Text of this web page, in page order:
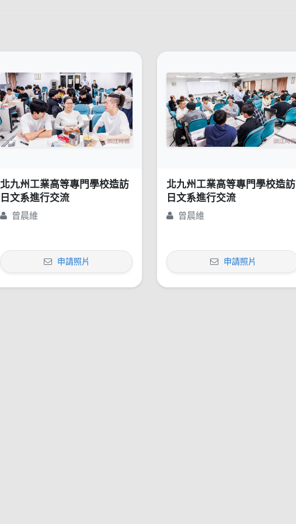
北九州工業高等專門學校造訪
日文系進行交流
曾晨維
申請照片
北九州工業高等專門學校造訪
日文系進行交流
曾晨維
申請照片